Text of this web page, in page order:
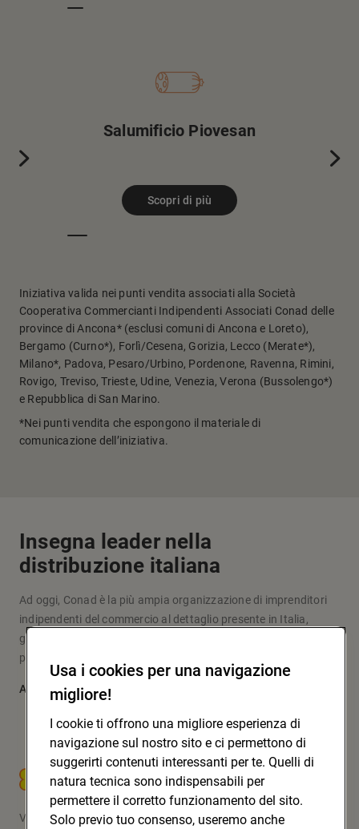
Salumificio Piovesan
Scopri di più
Iniziativa valida nei punti vendita associati alla Società
Cooperativa Commercianti Indipendenti Associati Conad delle
province di Ancona* (esclusi comuni di Ancona e Loreto),
Bergamo (Curno*), Forlì/Cesena, Gorizia, Lecco (Merate*),
Milano*, Padova, Pesaro/Urbino, Pordenone, Ravenna, Rimini,
Rovigo, Treviso, Trieste, Udine, Venezia, Verona (Bussolengo*)
e Repubblica di San Marino.
*Nei punti vendita che espongono il materiale di
comunicazione dell’iniziativa.
Insegna leader nella
distribuzione italiana
Ad oggi, Conad è la più ampia organizzazione di imprenditori
indipendenti del commercio al dettaglio presente in Italia,
grazie a un modello originale d’impresa e fare la spesa che
pone al centro le persone: i soci, i clienti, la comunità.
Approfondisci
CONAD SOC. COOP.
Via Michelino, 59 | 40127 BOLOGNA
Usa i cookies per una navigazione
migliore!
I cookie ti offrono una migliore esperienza di
navigazione sul nostro sito e ci permettono di
suggerirti contenuti interessanti per te. Quelli di
natura tecnica sono indispensabili per
permettere il corretto funzionamento del sito.
Solo previo tuo consenso, useremo anche